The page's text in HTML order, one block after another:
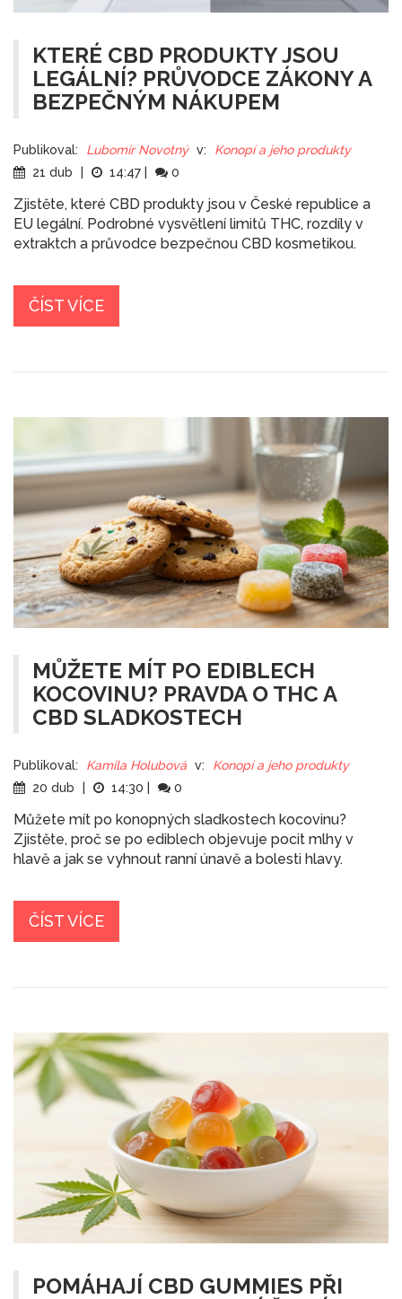
KTERÉ CBD PRODUKTY JSOU
LEGÁLNÍ? PRŮVODCE ZÁKONY A
BEZPEČNÝM NÁKUPEM
Publikoval: Lubomír Novotný v:
Konopí a jeho produkty
21 dub
14:47 0
Zjistěte, které CBD produkty jsou v České republice a
EU legální. Podrobné vysvětlení limitů THC, rozdíly v
extraktch a průvodce bezpečnou CBD kosmetikou.
ČÍST VÍCE
MŮŽETE MÍT PO EDIBLECH
KOCOVINU? PRAVDA O THC A
CBD SLADKOSTECH
Publikoval: Kamila Holubová v:
Konopí a jeho produkty
20 dub
14:30 0
Můžete mít po konopných sladkostech kocovinu?
Zjistěte, proč se po ediblech objevuje pocit mlhy v
hlavě a jak se vyhnout ranní únavě a bolesti hlavy.
ČÍST VÍCE
POMÁHAJÍ CBD GUMMIES PŘI